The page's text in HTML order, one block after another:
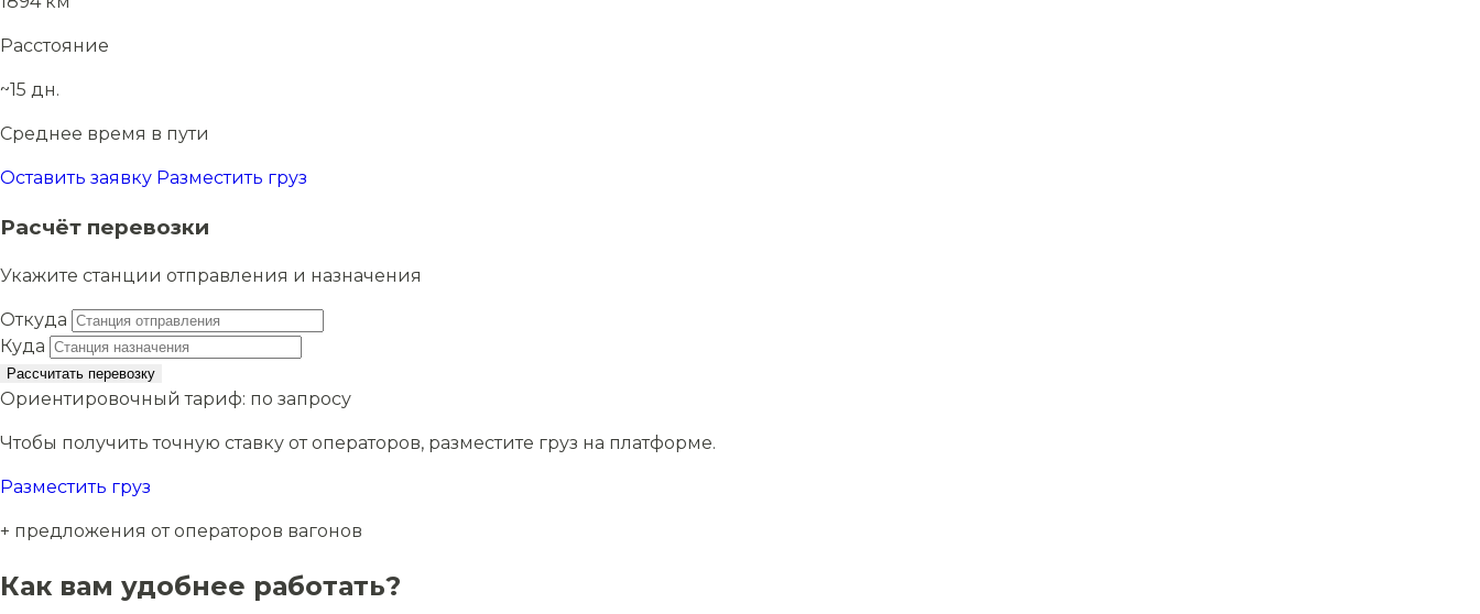
Расстояние
~15 дн.
Среднее время в пути
Оставить заявку Разместить груз
Расчёт перевозки
Укажите станции отправления и назначения
Откуда
Куда
Рассчитать перевозку
Ориентировочный тариф: по запросу
Чтобы получить точную ставку от операторов, разместите груз на платформе.
Разместить груз
+ предложения от операторов вагонов
Как вам удобнее работать?